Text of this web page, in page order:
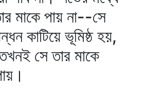
মাকে পায় না--সে
কাটিয়ে ভূমিষ্ঠ হয়,
সে তার মাকে